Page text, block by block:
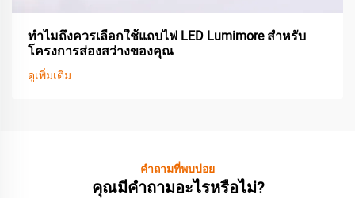
ทำไมถึงควรเลือกใช้แถบไฟ LED Lumimore สำหรับ
โครงการส่องสว่างของคุณ
ดูเพิ่มเติม
คำถามที่พบบ่อย
คุณมีคำถามอะไรหรือไม่?